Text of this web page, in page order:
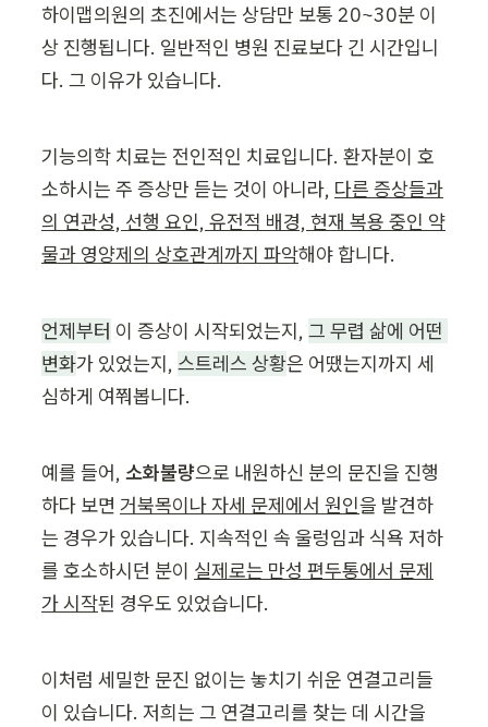
하이맵의원의 초진에서는 상담만 보통 20~30분 이
상 진행됩니다. 일반적인 병원 진료보다 긴 시간입니
다. 그 이유가 있습니다.
기능의학 치료는 전인적인 치료입니다. 환자분이 호
소하시는 주 증상만 듣는 것이 아니라, 다른 증상들과
의 연관성, 선행 요인, 유전적 배경, 현재 복용 중인 약
물과 영양제의 상호관계까지 파악해야 합니다.
언제부터 이 증상이 시작되었는지, 그 무렵 삶에 어떤
변화가 있었는지, 스트레스 상황은 어땠는지까지 세
심하게 여쭤봅니다.
예를 들어, 소화불량으로 내원하신 분의 문진을 진행
하다 보면 거북목이나 자세 문제에서 원인을 발견하
는 경우가 있습니다. 지속적인 속 울렁임과 식욕 저하
를 호소하시던 분이 실제로는 만성 편두통에서 문제
가 시작된 경우도 있었습니다.
이처럼 세밀한 문진 없이는 놓치기 쉬운 연결고리들
이 있습니다. 저희는 그 연결고리를 찾는 데 시간을